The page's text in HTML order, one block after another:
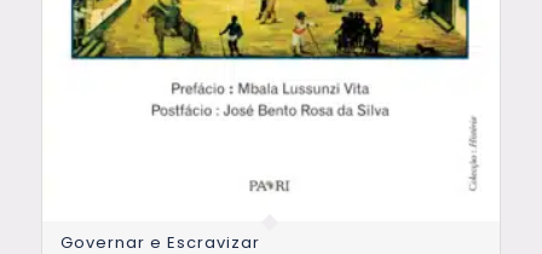
Governar e Escravizar